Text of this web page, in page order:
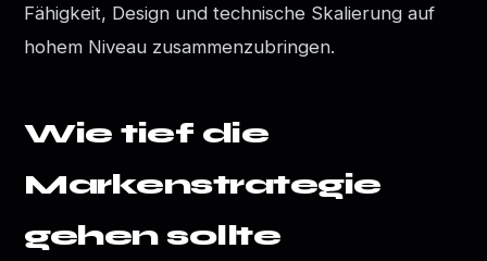
Fähigkeit, Design und technische Skalierung auf
hohem Niveau zusammenzubringen.
Wie tief die
Markenstrategie
gehen sollte